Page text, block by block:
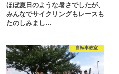
ほぼ夏日のような暑さでしたが、
みんなでサイクリングもレースも
たのしみまし…
自転車教室